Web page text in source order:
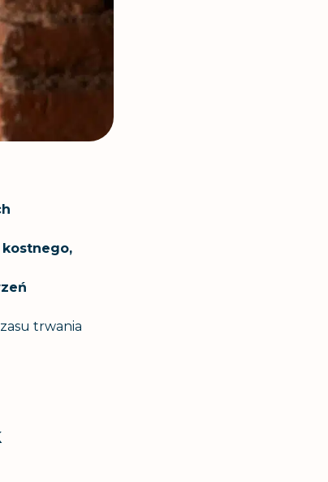
trwania